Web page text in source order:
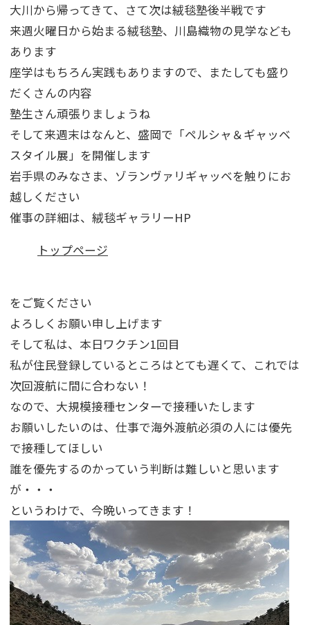
大川から帰ってきて、さて次は絨毯塾後半戦です
来週火曜日から始まる絨毯塾、川島織物の見学なども
あります
座学はもちろん実践もありますので、またしても盛り
だくさんの内容
塾生さん頑張りましょうね
そして来週末はなんと、盛岡で「ペルシャ＆ギャッベ
スタイル展」を開催します
岩手県のみなさま、ゾランヴァリギャッベを触りにお
越しください
催事の詳細は、絨毯ギャラリーHP
トップページ
をご覧ください
よろしくお願い申し上げます
そして私は、本日ワクチン1回目
私が住民登録しているところはとても遅くて、これでは
次回渡航に間に合わない！
なので、大規模接種センターで接種いたします
お願いしたいのは、仕事で海外渡航必須の人には優先
で接種してほしい
誰を優先するのかっていう判断は難しいと思います
が・・・
というわけで、今晩いってきます！